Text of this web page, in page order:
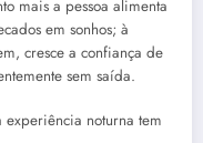
mais a pessoa alimenta
em sonhos; à
cresce a confiança de
sem saída.
noturna tem